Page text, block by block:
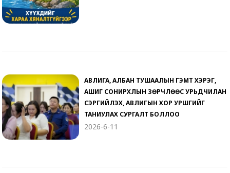
АВЛИГА, АЛБАН ТУШААЛЫН ГЭМТ ХЭРЭГ,
АШИГ СОНИРХЛЫН ЗӨРЧЛӨӨС УРЬДЧИЛАН
СЭРГИЙЛЭХ, АВЛИГЫН ХОР УРШГИЙГ
ТАНИУЛАХ СУРГАЛТ БОЛЛОО
2026-6-11